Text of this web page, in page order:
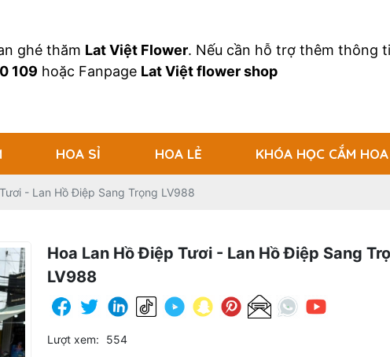
ghé thăm Lat Việt Flower. Nếu cần hỗ trợ thêm thông
109 hoặc Fanpage Lat Việt flower shop
HOA SỈ HOA LẺ KHÓA HỌC CẮM HOA
- Lan Hồ Điệp Sang Trọng LV988
Hoa Lan Hồ Điệp Tươi - Lan Hồ Điệp Sang
LV988
Lượt xem: 554